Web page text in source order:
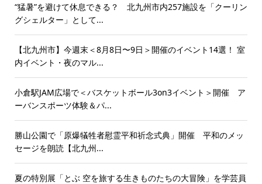
“猛暑”を避けて休息できる？ 北九州市内257施設を「クーリン
グシェルター」として...
【北九州市】今週末＜8月8日〜9日＞開催のイベント14選！ 室
内イベント・夜のマル...
小倉駅JAM広場で＜バスケットボール3on3イベント＞開催 ア
ーバンスポーツ体験＆パ...
勝山公園で「原爆犠牲者慰霊平和祈念式典」開催 平和のメッ
セージを朗読【北九州...
夏の特別展「とぶ 空を旅する生きものたちの大冒険」を学芸員